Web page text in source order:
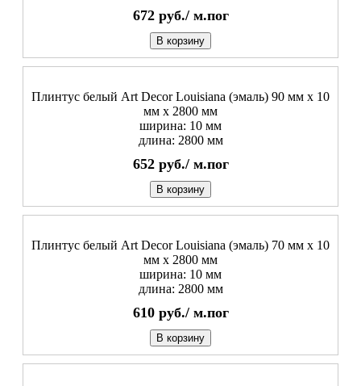
672 руб./ м.пог
В корзину
Плинтус белый Art Decor Louisiana (эмаль) 90 мм х 10
мм х 2800 мм
ширина: 10 мм
длина: 2800 мм
652 руб./ м.пог
В корзину
Плинтус белый Art Decor Louisiana (эмаль) 70 мм х 10
мм х 2800 мм
ширина: 10 мм
длина: 2800 мм
610 руб./ м.пог
В корзину